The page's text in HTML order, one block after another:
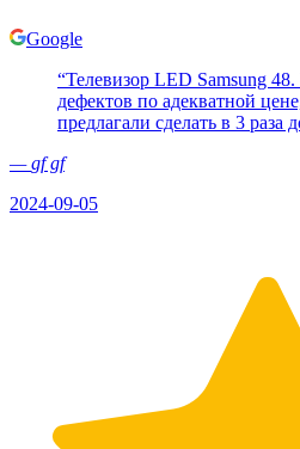
Google
“Телевизор LED Samsung
дефектов по адекватной
предлагали сделать в 3
—gf gf
2024-09-05